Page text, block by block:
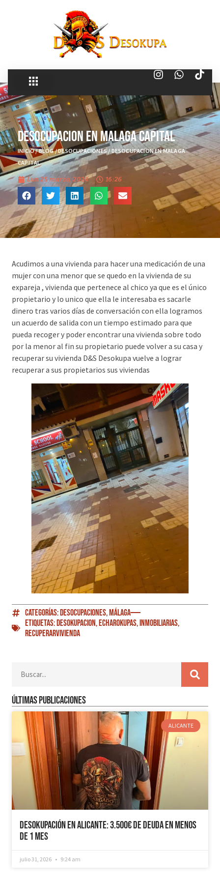
Desocupacion en Malaga Capital
INICIO/BLOG/DESOCUPACIONES / DESOCUPACION EN MALAGA
CAPITAL
Lun 25 marzo, 2024 16:26
Acudimos a una vivienda para hacer una medicación de una
mujer con una menor que se quedo en la vivienda de su
expareja , vivienda que pertenece al chico ya que es el único
propietario y lo unico que ella le interesaba es sacarle
dinero tras varios días de conversación con ella logramos
un acuerdo de salida con un tiempo estimado para que
pueda recoger y poder encontrar una vivienda sobre todo
por la menor al fin su propietario puede volver a su casa y
recuperar su vivienda D&S Desokupa vuelve a lograr
recuperar a sus propietarios sus viviendas
Categorías: Desocupaciones, Málaga
Etiquetas: Desokupacion, EcharOkupas, inmobiliarias,
RecuperarVivienda
Últimas publicaciones
ALICANTE
Desokupación en Alicante: 3.500€ de Deuda en Menos
de 1 mes
julio 31, 2026 9:24 am